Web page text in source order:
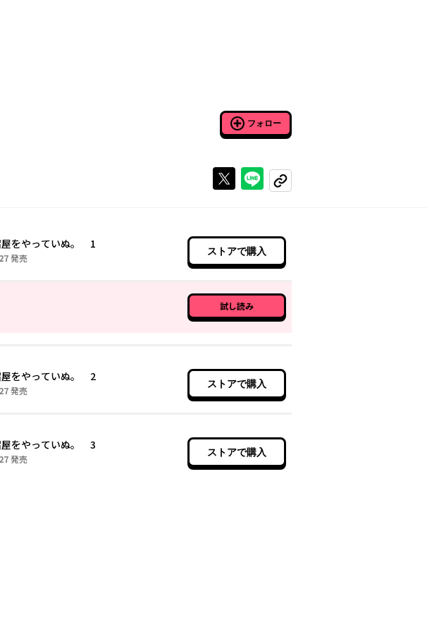
フォロー
Xで投稿するラインでシェアする
コピーする
屋をやっていぬ。 1
2017年12月27日
発売
ストアで購入
試し読み
屋をやっていぬ。 2
2018年12月27日
発売
ストアで購入
屋をやっていぬ。 3
2020年01月27日
発売
ストアで購入